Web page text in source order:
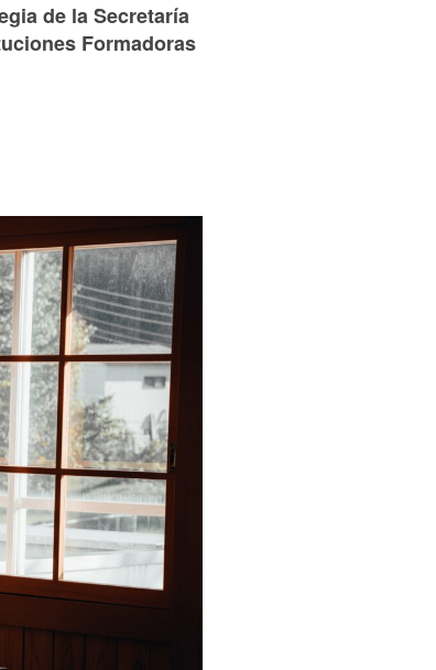
de la Secretaría
Formadoras